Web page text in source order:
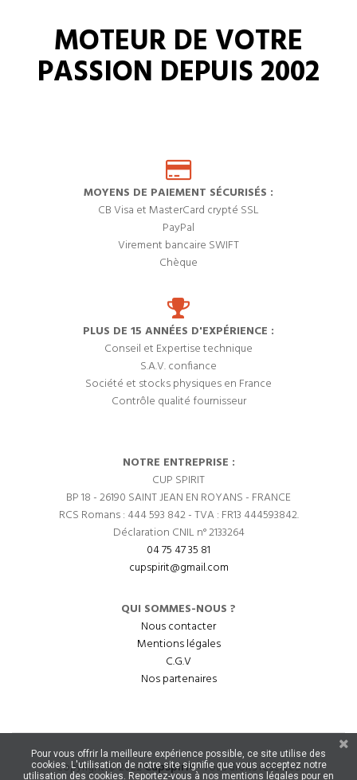
MOTEUR DE VOTRE
PASSION DEPUIS 2002
MOYENS DE PAIEMENT SÉCURISÉS :
CB Visa et MasterCard crypté SSL
PayPal
Virement bancaire SWIFT
Chèque
PLUS DE 15 ANNÉES D'EXPÉRIENCE :
Conseil et Expertise technique
S.A.V. confiance
Société et stocks physiques en France
Contrôle qualité fournisseur
NOTRE ENTREPRISE :
CUP SPIRIT
BP 18 - 26190 SAINT JEAN EN ROYANS - FRANCE
RCS Romans : 444 593 842 - TVA : FR13 444593842.
Déclaration CNIL n° 2133264
04 75 47 35 81
cupspirit@gmail.com
QUI SOMMES-NOUS ?
Nous contacter
Mentions légales
C.G.V
Nos partenaires
Copyright © 2022CupSpirit- Tous droits réservés.
Pour vous offrir la meilleure expérience possible, ce site utilise des
cookies. L'utilisation de notre site signifie que vous acceptez notre
utilisation des cookies. Reportez-vous à nos mentions légales pour en